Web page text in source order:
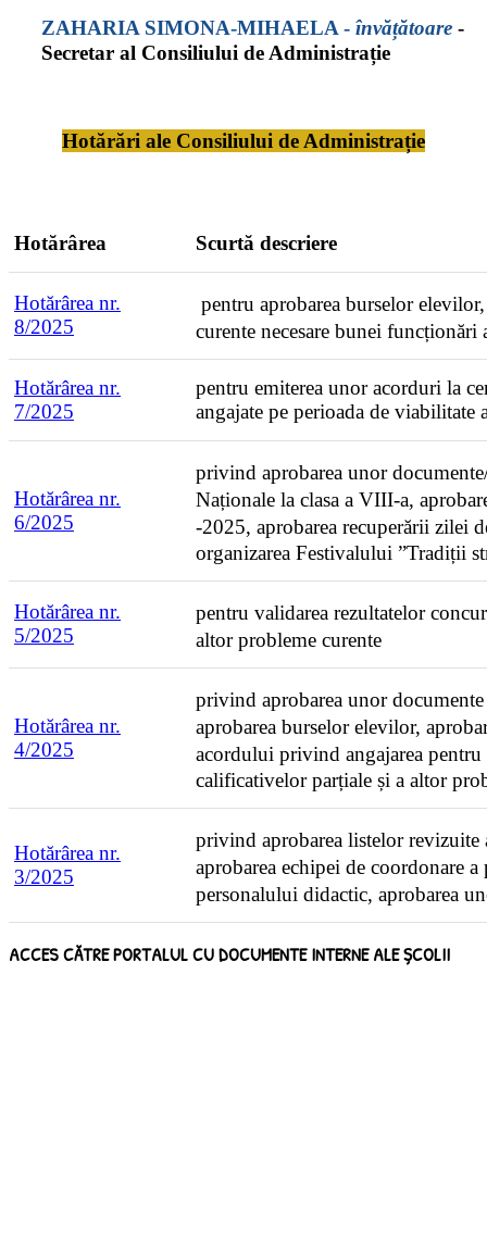
ZAHARIA SIMONA-MIHAELA- învățătoare -
Secretar al Consiliului de Administrație
Hotărări ale Consiliului de Administrație
Hotărârea Scurtă descriere
Hotărârea nr.
8/2025
pentru aprobarea burselor
curente necesare bunei
Hotărârea nr.
7/2025
pentru emiterea unor acorduri la
angajate pe perioada de
Hotărârea nr.
6/2025
privind aprobarea unor
Naționale la clasa a VIII-a,
-2025, aprobarea recuperării zilei
organizarea Festivalului ”Tradiții
Hotărârea nr.
5/2025
pentru validarea rezultatelor
altor probleme curente
Hotărârea nr.
4/2025
privind aprobarea unor
aprobarea burselor elevilor,
acordului privind angajarea
calificativelor parțiale și a altor
Hotărârea nr.
3/2025
privind aprobarea listelor
aprobarea echipei de coordonare
personalului didactic, aprobarea
ACCES CĂTRE PORTALUL CU DOCUMENTE INTERNE ALE ȘCOLII